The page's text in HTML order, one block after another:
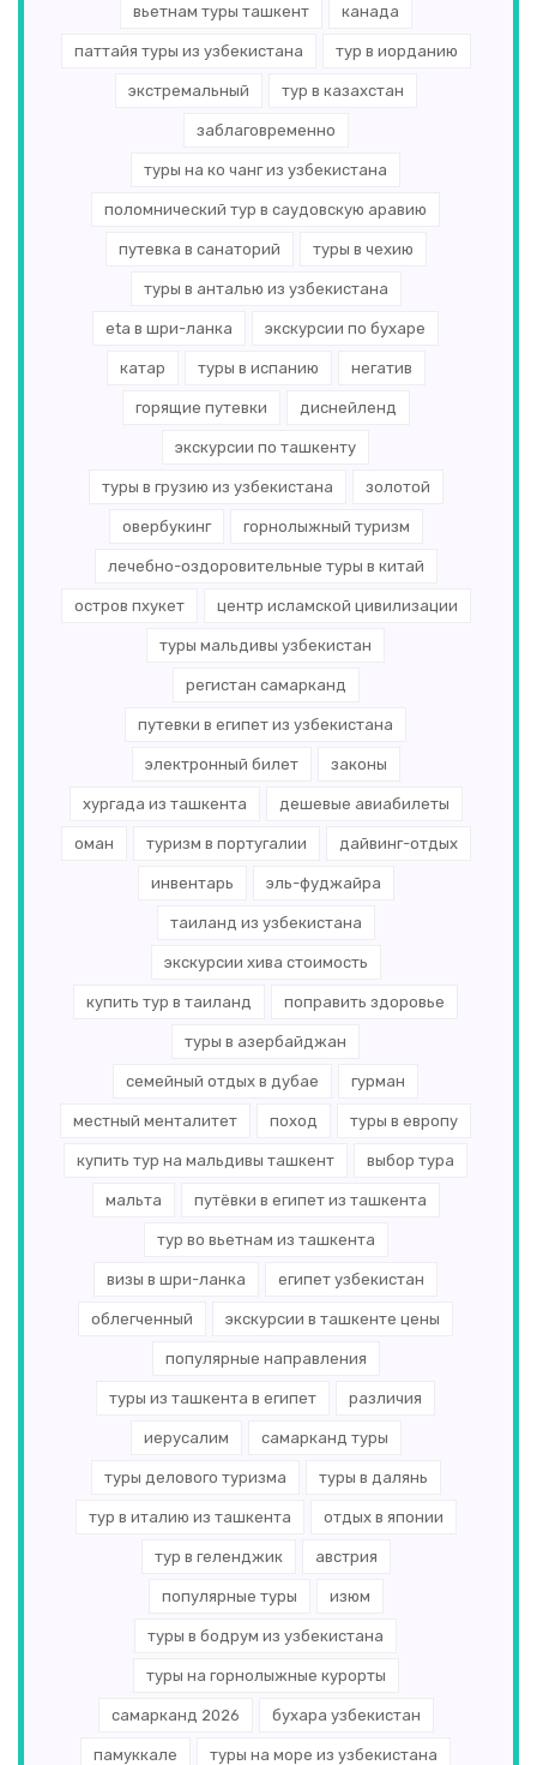
вьетнам туры ташкент канада
паттайя туры из узбекистана тур в иорданию
экстремальный тур в казахстан
заблаговременно
туры на ко чанг из узбекистана
поломнический тур в саудовскую аравию
путевка в санаторий туры в чехию
туры в анталью из узбекистана
eta в шри-ланка экскурсии по бухаре
катар туры в испанию негатив
горящие путевки диснейленд
экскурсии по ташкенту
туры в грузию из узбекистана золотой
овербукинг горнолыжный туризм
лечебно-оздоровительные туры в китай
остров пхукет центр исламской цивилизации
туры мальдивы узбекистан
регистан самарканд
путевки в египет из узбекистана
электронный билет законы
хургада из ташкента дешевые авиабилеты
оман туризм в португалии дайвинг-отдых
инвентарь эль-­фуджайра
таиланд из узбекистана
экскурсии хива стоимость
купить тур в таиланд поправить здоровье
туры в азербайджан
семейный отдых в дубае гурман
местный менталитет поход туры в европу
купить тур на мальдивы ташкент выбор тура
мальта путёвки в египет из ташкента
тур во вьетнам из ташкента
визы в шри-ланка египет узбекистан
облегченный экскурсии в ташкенте цены
популярные направления
туры из ташкента в египет различия
иерусалим самарканд туры
туры делового туризма туры в далянь
тур в италию из ташкента отдых в японии
тур в геленджик австрия
популярные туры изюм
туры в бодрум из узбекистана
туры на горнолыжные курорты
самарканд 2026 бухара узбекистан
памуккале туры на море из узбекистана